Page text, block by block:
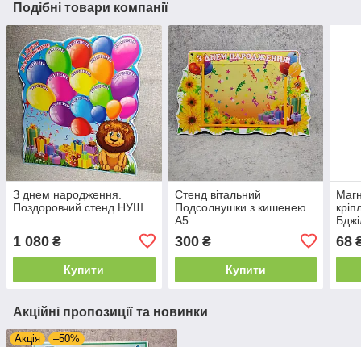
Подібні товари компанії
З днем народження.
Поздоровчий стенд НУШ
1 080 ₴
Купити
Стенд вітальний
Подсолнушки з кишенею
А5
300₴
Купити
68
Акційні пропозиції та новинки
Акція –50%